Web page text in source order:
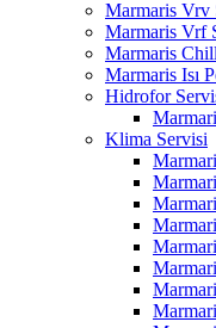
Marmaris Vrv
Marmaris Vrf
Marmaris
Marmaris Isı
Hidrofor
Klima Servisi